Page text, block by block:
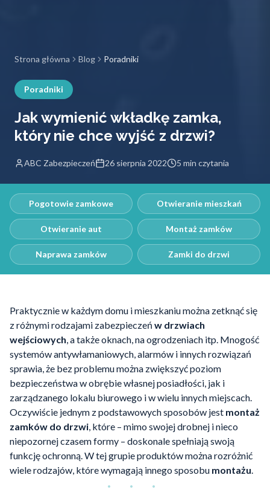
Strona główna Blog Poradniki
Poradniki
Jak wymienić wkładkę zamka,
który nie chce wyjść z drzwi?
ABC Zabezpieczeń 26 sierpnia 2022 5 min czytania
Pogotowie zamkowe Otwieranie mieszkań
Otwieranie aut Montaż zamków
Naprawa zamków Zamki do drzwi
Praktycznie w każdym domu i mieszkaniu można zetknąć się
z różnymi rodzajami zabezpieczeń w drzwiach
wejściowych, a także oknach, na ogrodzeniach itp. Mnogość
systemów antywłamaniowych, alarmów i innych rozwiązań
sprawia, że bez problemu można zwiększyć poziom
bezpieczeństwa w obrębie własnej posiadłości, jak i
zarządzanego lokalu biurowego i w wielu innych miejscach.
Oczywiście jednym z podstawowych sposobów jest montaż
zamków do drzwi, które – mimo swojej drobnej i nieco
niepozornej czasem formy – doskonale spełniają swoją
funkcję ochronną. W tej grupie produktów można rozróżnić
wiele rodzajów, które wymagają innego sposobu montażu.